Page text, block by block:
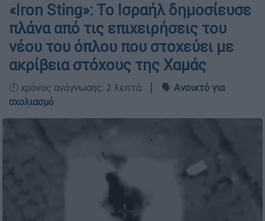
«Iron Sting»: Το Ισραήλ δημοσίευσε
πλάνα από τις επιχειρήσεις του
νέου του όπλου που στοχεύει με
ακρίβεια στόχους της Χαμάς
🕛 χρόνος ανάγνωσης: 2 λεπτά ┋ 🗣️ Ανοικτό για
σχολιασμό